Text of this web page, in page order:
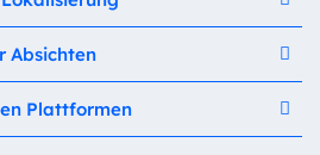
Absichten
Plattformen